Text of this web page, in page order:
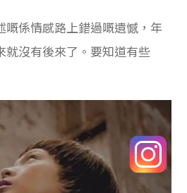
嘅係情感路上錯過嘅遺憾，年
就沒有後來了。要知道有些